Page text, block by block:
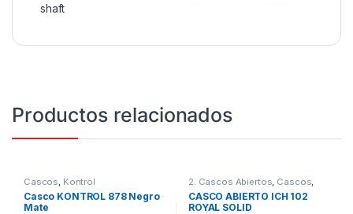
shaft
Productos relacionados
Cascos, Kontrol
Casco KONTROL 878 Negro
Mate
2. Cascos Abiertos, Cascos,
ICH
CASCO ABIERTO ICH 102
ROYAL SOLID